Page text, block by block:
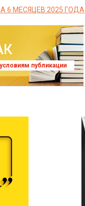
6 МЕСЯЦЕВ 2025 ГОДА
публикации